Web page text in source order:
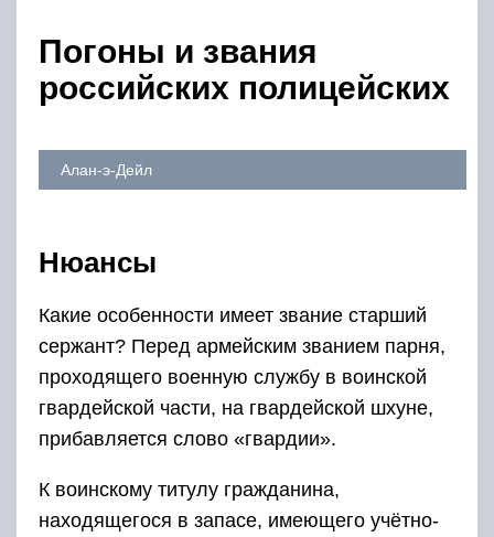
Погоны и звания
российских полицейских
Алан-э-Дейл
Нюансы
Какие особенности имеет звание старший
сержант? Перед армейским званием парня,
проходящего военную службу в воинской
гвардейской части, на гвардейской шхуне,
прибавляется слово «гвардии».
К воинскому титулу гражданина,
находящегося в запасе, имеющего учётно-